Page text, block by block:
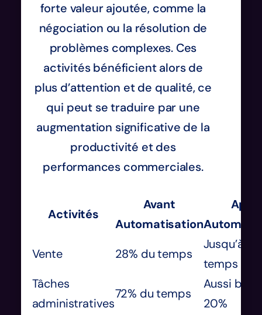
forte valeur ajoutée, comme la
négociation ou la résolution de
problèmes complexes. Ces
activités bénéficient alors de
plus d’attention et de qualité, ce
qui peut se traduire par une
augmentation significative de la
productivité et des
performances commerciales.
Activités
Avant
Automatisation
Vente
28% du temps
Jusqu’à
temps
Tâches
administratives
72% du temps
Aussi bas
20%